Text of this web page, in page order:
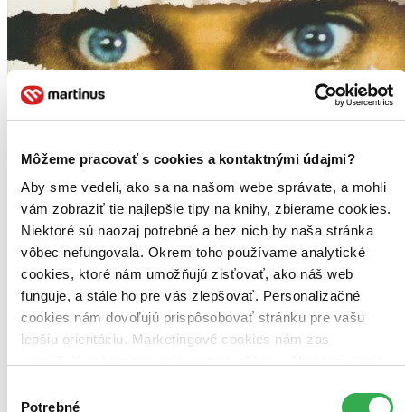
Môžeme pracovať s cookies a kontaktnými údajmi?
Aby sme vedeli, ako sa na našom webe správate, a mohli
vám zobraziť tie najlepšie tipy na knihy, zbierame cookies.
Niektoré sú naozaj potrebné a bez nich by naša stránka
vôbec nefungovala. Okrem toho používame analytické
cookies, ktoré nám umožňujú zisťovať, ako náš web
funguje, a stále ho pre vás zlepšovať. Personalizačné
cookies nám dovoľujú prispôsobovať stránku pre vašu
lepšiu orientáciu. Marketingové cookies nám zas
keby sme mohli používať všetky tieto cookies. Ďakujeme!
Potrebné